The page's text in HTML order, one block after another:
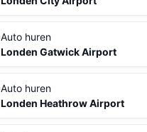
Auto huren
Londen Gatwick Airport
Auto huren
Londen Heathrow Airport